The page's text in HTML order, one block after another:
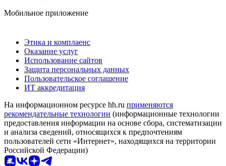
Мобильное приложение
Этика и комплаенс
Оказание услуг
Использование сайтов
Защита персональных данных
Пользовательское соглашение
ИТ аккредитация
На информационном ресурсе hh.ru применяются
рекомендательные технологии (информационные технологии
предоставления информации на основе сбора, систематизации
и анализа сведений, относящихся к предпочтениям
пользователей сети «Интернет», находящихся на территории
Российской Федерации)